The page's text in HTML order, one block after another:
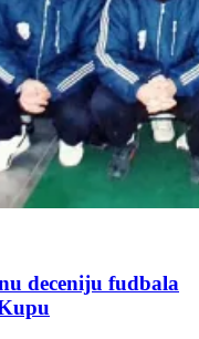
deceniju fudbala